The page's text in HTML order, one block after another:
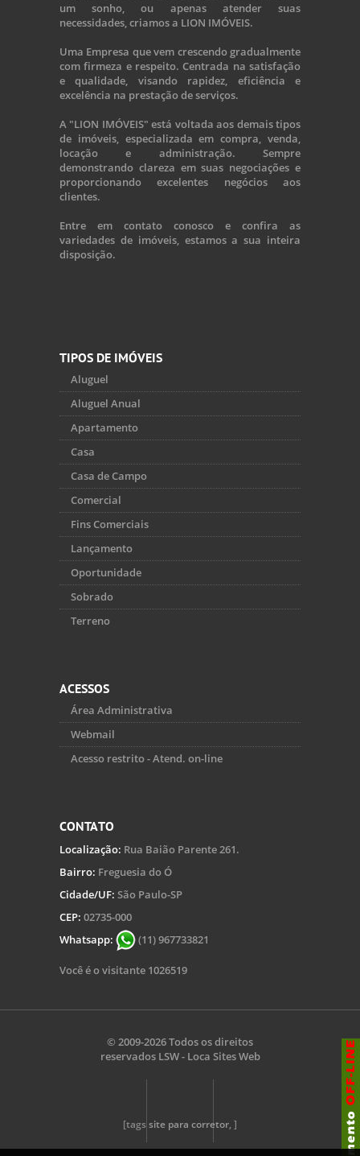
um sonho, ou apenas atender suas
necessidades, criamos a LION IMÓVEIS.
Uma Empresa que vem crescendo gradualmente
com firmeza e respeito. Centrada na satisfação
e qualidade, visando rapidez, eficiência e
excelência na prestação de serviços.
A "LION IMÓVEIS" está voltada aos demais tipos
de imóveis, especializada em compra, venda,
locação e administração. Sempre
demonstrando clareza em suas negociações e
proporcionando excelentes negócios aos
clientes.
Entre em contato conosco e confira as
variedades de imóveis, estamos a sua inteira
disposição.
TIPOS DE IMÓVEIS
Aluguel
Aluguel Anual
Apartamento
Casa
Casa de Campo
Comercial
Fins Comerciais
Lançamento
Oportunidade
Sobrado
Terreno
ACESSOS
Área Administrativa
Webmail
Acesso restrito - Atend. on-line
CONTATO
Localização: Rua Baião Parente 261.
Bairro: Freguesia do Ó
Cidade/UF: São Paulo-SP
CEP: 02735-000
Whatsapp:
(11) 967733821
Você é o visitante 1026519
© 2009-2026 Todos os direitos
reservados LSW - Loca Sites Web
[tags site para corretor, ]